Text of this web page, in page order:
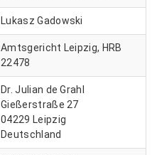
Lukasz Gadowski
Amtsgericht Leipzig, HRB
22478
Dr. Julian de Grahl
Gießerstraße 27
04229 Leipzig
Deutschland